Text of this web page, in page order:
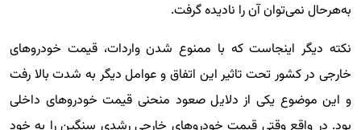
به‌هر‌‌حال نمی‌توان آن را نادیده گرفت.
نکته دیگر اینجاست که با ممنوع شدن واردات، قیمت خودروهای
خارجی در کشور تحت تاثیر این اتفاق و عوامل دیگر به شدت بالا رفت
و این موضوع یکی از دلایل صعود منحنی قیمت خودروهای داخلی